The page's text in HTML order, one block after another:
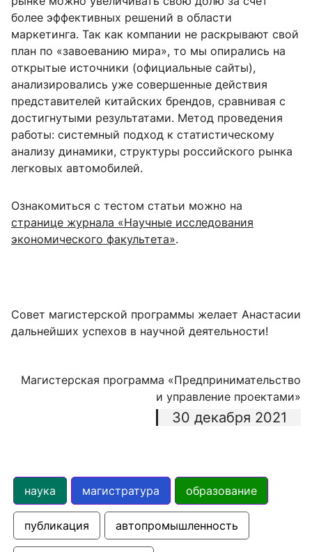
более эффективных решений в области
маркетинга. Так как компании не раскрывают свой
план по «завоеванию мира», то мы опирались на
открытые источники (официальные сайты),
анализировались уже совершенные действия
представителей китайских брендов, сравнивая с
достигнутыми результатами. Метод проведения
работы: системный подход к статистическому
анализу динамики, структуры российского рынка
легковых автомобилей.
Ознакомиться с тестом статьи можно на
странице журнала «Научные исследования
экономического факультета».
Совет магистерской программы желает Анастасии
дальнейших успехов в научной деятельности!
Магистерская программа «Предпринимательство
и управление проектами»
30 декабря 2021
наука магистратура образование
публикация автопромышленность